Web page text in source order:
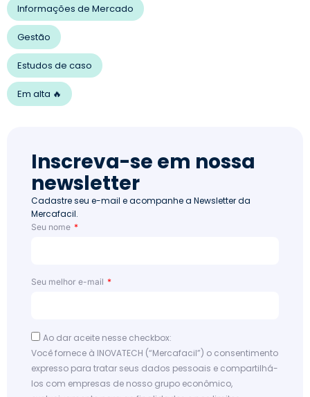
Informações de Mercado
Gestão
Estudos de caso
Em alta 🔥
Inscreva-se em nossa
newsletter
Cadastre seu e-mail e acompanhe a Newsletter da
Mercafacil.
Seu nome
Seu melhor e-mail
Ao dar aceite nesse checkbox:
Você fornece à INOVATECH (“Mercafacil”) o consentimento
expresso para tratar seus dados pessoais e compartilhá-
los com empresas de nosso grupo econômico,